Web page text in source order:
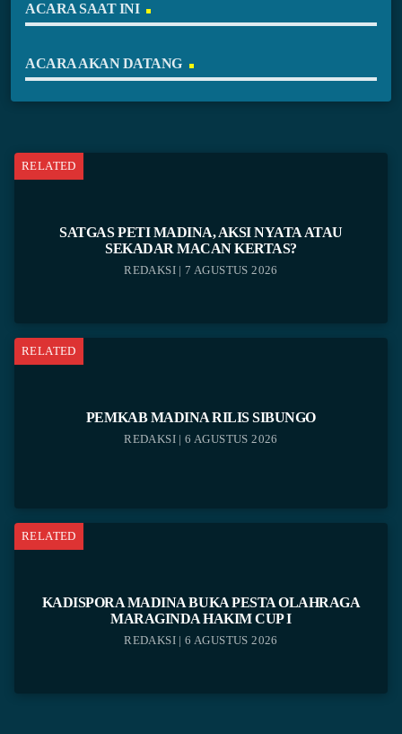
ACARA SAAT INI
ACARA AKAN DATANG
RELATED
SATGAS PETI MADINA, AKSI NYATA ATAU
SEKADAR MACAN KERTAS?
REDAKSI | 7 AGUSTUS 2026
RELATED
PEMKAB MADINA RILIS SIBUNGO
REDAKSI | 6 AGUSTUS 2026
RELATED
KADISPORA MADINA BUKA PESTA OLAHRAGA
MARAGINDA HAKIM CUP I
REDAKSI | 6 AGUSTUS 2026